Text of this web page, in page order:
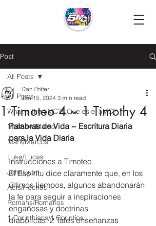
Post
All Posts
What is the 5MC?/¿Que es el 5MC?
Matthew/Mateo
Mark/Marcos
Luke/Lucas
John/Juan
Acts/Hechos
Romans/Romanos
1 Corinthians/1 Corintios
All Posts
1 Timoteo 4 ~ 1 Timothy 4
Dan Potter
Jan 15, 2024 3 min read
Palabras de Vida ~ Escritura Diaria
para la Vida Diaria
Instrucciones a Timoteo
El Espíritu dice claramente que, en los
últimos tiempos, algunos abandonarán
la fe para seguir a inspiraciones
engañosas y doctrinas
diabólicas. 2 Tales enseñanzas